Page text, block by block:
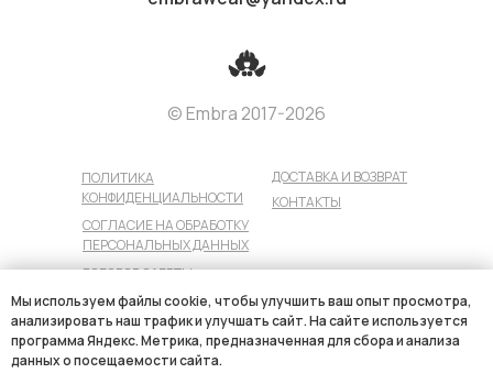
Мы используем файлы cookie, чтобы улучшить ваш опыт просмотра,
анализировать наш трафик и улучшать сайт. На сайте используется
программа Яндекс. Метрика, предназначенная для сбора и анализа
данных о посещаемости сайта.
ДОГОВОР ОФЕРТЫ
© Embra 2017-2026
КОНТАКТЫ
ДОСТАВКА И ВОЗВРАТ
ПОЛЬЗОВАТЕЛЬСКОЕ СОГЛАШЕНИЕ
СОГЛАСИЕ НА ОБРАБОТКУ
ПЕРСОНАЛЬНЫХ ДАННЫХ
ПОЛИТИКА
КОНФИДЕНЦИАЛЬНОСТИ